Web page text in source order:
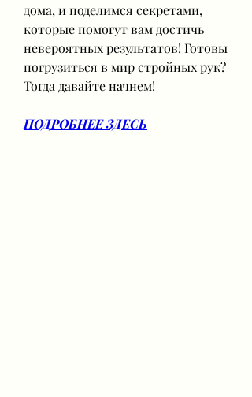
дома, и поделимся секретами,
которые помогут вам достичь
невероятных результатов! Готовы
погрузиться в мир стройных рук?
Тогда давайте начнем!
ПОДРОБНЕЕ ЗДЕСЬ